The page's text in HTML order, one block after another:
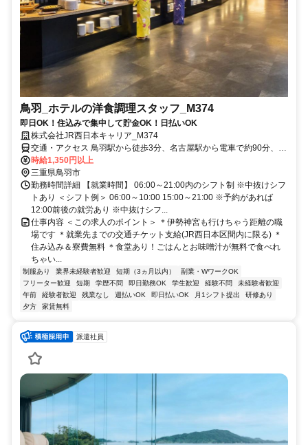
鳥羽_ホテルの洋食調理スタッフ_M374
即日OK！住込みで集中して貯金OK！日払いOK
株式会社JR西日本キャリア_M374
交通・アクセス 鳥羽駅から徒歩3分、名古屋駅から電車で約90分、大
阪駅から電車で約120分
時給1,350円以上
三重県鳥羽市
勤務時間詳細 【就業時間】 06:00～21:00内のシフト制 ※中抜けシフ
トあり ＜シフト例＞ 06:00～10:00 15:00～21:00 ※予約があれば
12:00前後の就労あり ※中抜けシフ...
仕事内容 ＜この求人のポイント＞ ＊伊勢神宮も行けちゃう距離の職
場です ＊就業先までの交通チケット支給(JR西日本区間内に限る) ＊
住み込み＆寮費無料 ＊食堂あり！ごはんとお味噌汁が無料で食べれ
ちゃい...
制服あり 業界未経験者歓迎 短期（3ヵ月以内）
副業・WワークOK
フリーター歓迎
短期 学歴不問 即日勤務OK 学生歓迎 経験不問
未経験者歓迎
午前
経験者歓迎 残業なし 週払いOK 即日払いOK 月1シフト提出
研修あり
夕方
家賃無料
派遣社員